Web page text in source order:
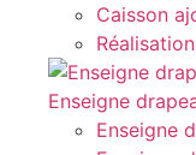
Caisson
Enseigne
Enseigne